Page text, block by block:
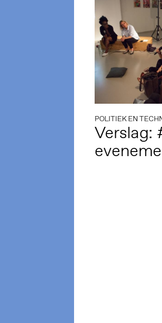
POLITIEK EN
Verslag: